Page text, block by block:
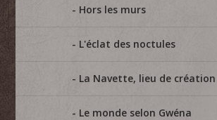
Hors les murs
L'éclat des noctules
La Navette, lieu de création
Le monde selon Gwéna